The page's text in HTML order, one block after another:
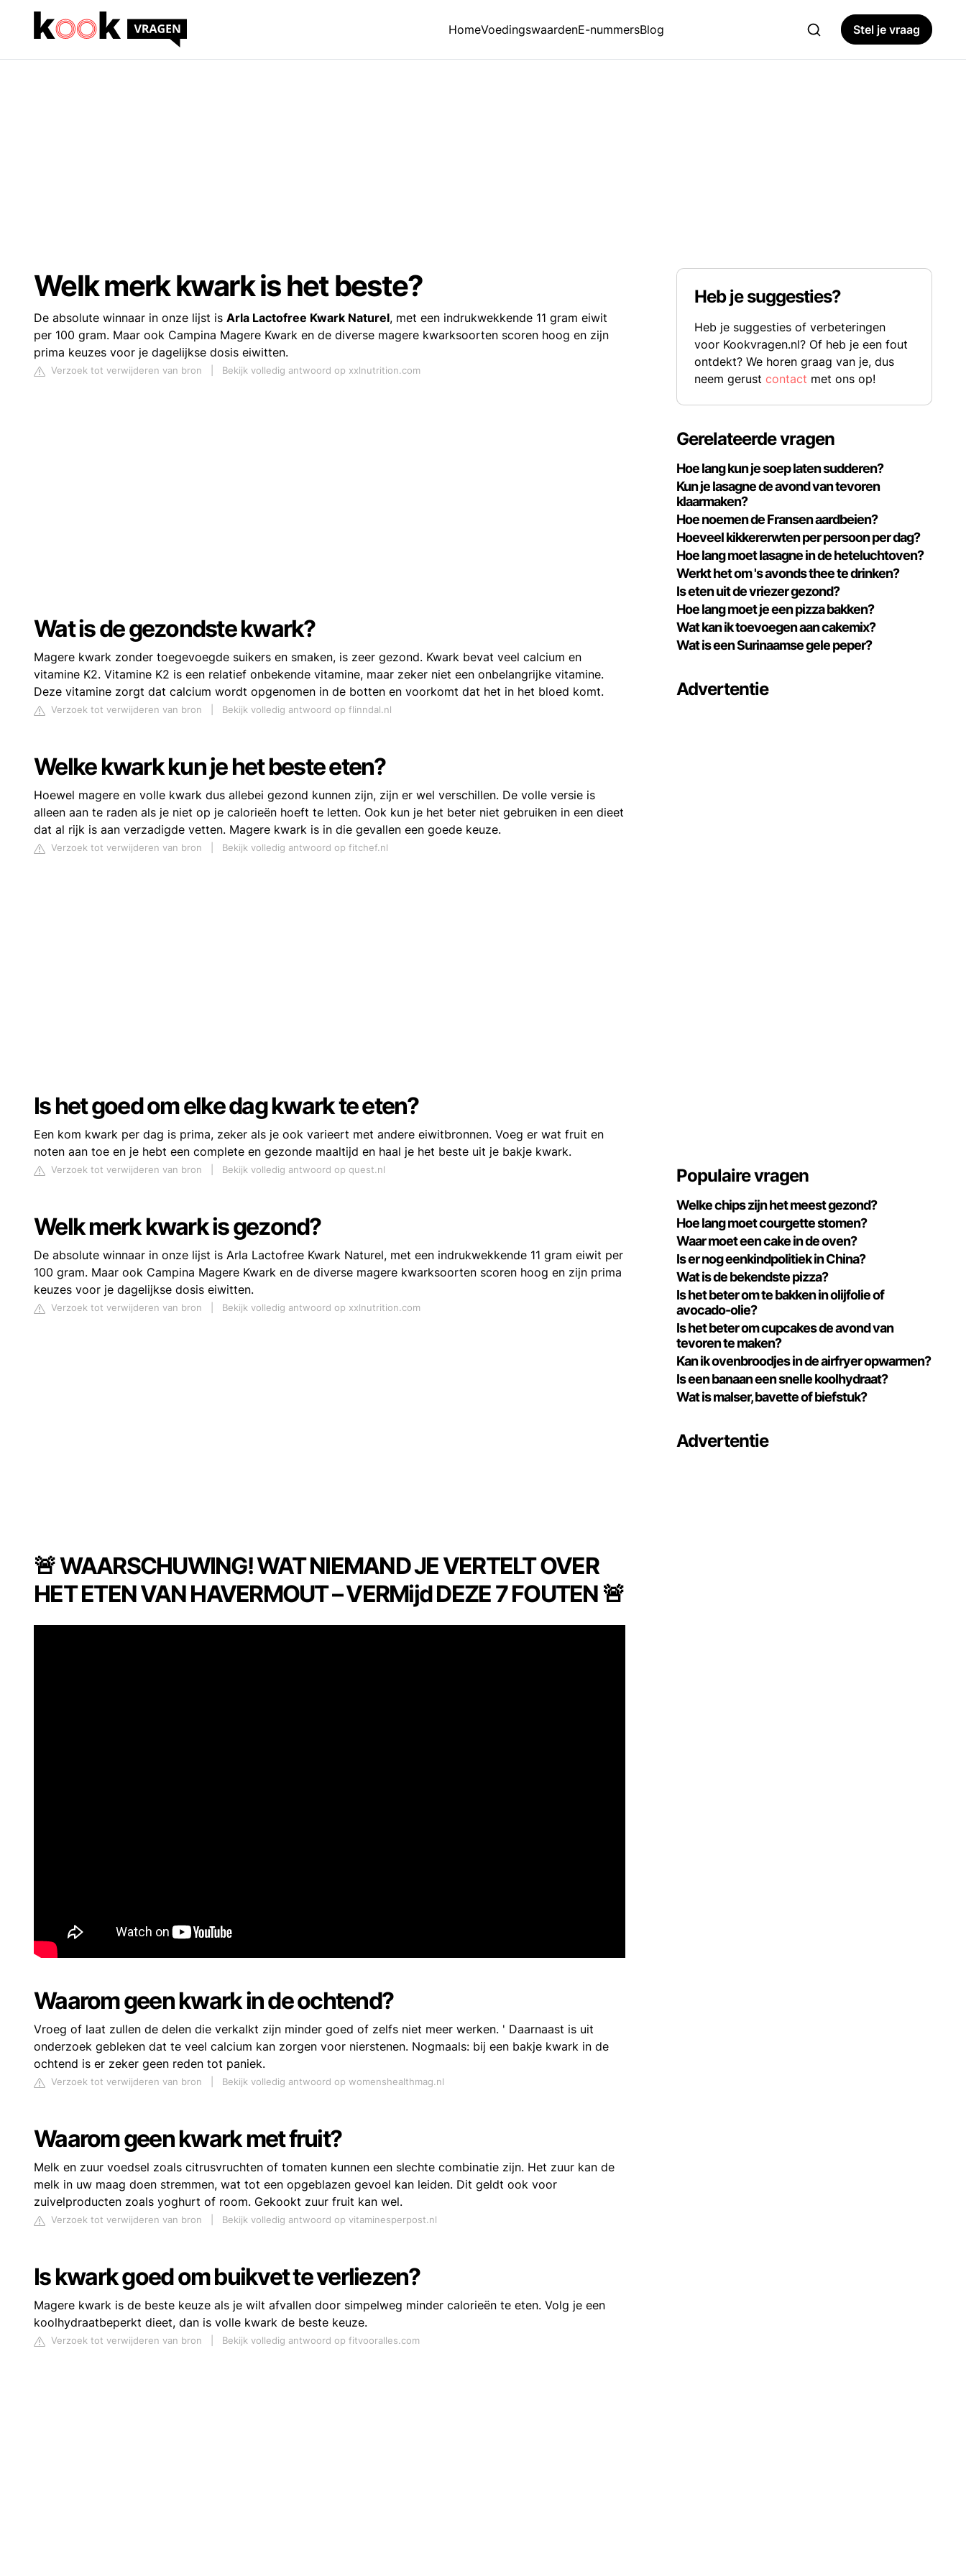
HomeVoedingswaardenE-nummersBlog Stel je vraag
Welk merk kwark is het beste?
De absolute winnaar in onze lijst is Arla Lactofree Kwark Naturel, met een indrukwekkende 11 gram eiwit
per 100 gram. Maar ook Campina Magere Kwark en de diverse magere kwarksoorten scoren hoog en zijn
prima keuzes voor je dagelijkse dosis eiwitten.
Verzoek tot verwijderen van bron Bekijk volledig antwoord op xxlnutrition.com
Wat is de gezondste kwark?
Magere kwark zonder toegevoegde suikers en smaken, is zeer gezond. Kwark bevat veel calcium en
vitamine K2. Vitamine K2 is een relatief onbekende vitamine, maar zeker niet een onbelangrijke vitamine.
Deze vitamine zorgt dat calcium wordt opgenomen in de botten en voorkomt dat het in het bloed komt.
Verzoek tot verwijderen van bron Bekijk volledig antwoord op flinndal.nl
Welke kwark kun je het beste eten?
Hoewel magere en volle kwark dus allebei gezond kunnen zijn, zijn er wel verschillen. De volle versie is
alleen aan te raden als je niet op je calorieën hoeft te letten. Ook kun je het beter niet gebruiken in een dieet
dat al rijk is aan verzadigde vetten. Magere kwark is in die gevallen een goede keuze.
Verzoek tot verwijderen van bron Bekijk volledig antwoord op fitchef.nl
Is het goed om elke dag kwark te eten?
Een kom kwark per dag is prima, zeker als je ook varieert met andere eiwitbronnen. Voeg er wat fruit en
noten aan toe en je hebt een complete en gezonde maaltijd en haal je het beste uit je bakje kwark.
Verzoek tot verwijderen van bron Bekijk volledig antwoord op quest.nl
Welk merk kwark is gezond?
De absolute winnaar in onze lijst is Arla Lactofree Kwark Naturel, met een indrukwekkende 11 gram eiwit per
100 gram. Maar ook Campina Magere Kwark en de diverse magere kwarksoorten scoren hoog en zijn prima
keuzes voor je dagelijkse dosis eiwitten.
Verzoek tot verwijderen van bron Bekijk volledig antwoord op xxlnutrition.com
🚨 WAARSCHUWING! WAT NIEMAND JE VERTELT OVER
HET ETEN VAN HAVERMOUT – VERMijd DEZE 7 FOUTEN 🚨
Waarom geen kwark in de ochtend?
Vroeg of laat zullen de delen die verkalkt zijn minder goed of zelfs niet meer werken. ' Daarnaast is uit
onderzoek gebleken dat te veel calcium kan zorgen voor nierstenen. Nogmaals: bij een bakje kwark in de
ochtend is er zeker geen reden tot paniek.
Verzoek tot verwijderen van bron Bekijk volledig antwoord op womenshealthmag.nl
Waarom geen kwark met fruit?
Melk en zuur voedsel zoals citrusvruchten of tomaten kunnen een slechte combinatie zijn. Het zuur kan de
melk in uw maag doen stremmen, wat tot een opgeblazen gevoel kan leiden. Dit geldt ook voor
zuivelproducten zoals yoghurt of room. Gekookt zuur fruit kan wel.
Verzoek tot verwijderen van bron Bekijk volledig antwoord op vitaminesperpost.nl
Is kwark goed om buikvet te verliezen?
Magere kwark is de beste keuze als je wilt afvallen door simpelweg minder calorieën te eten. Volg je een
koolhydraatbeperkt dieet, dan is volle kwark de beste keuze.
Verzoek tot verwijderen van bron Bekijk volledig antwoord op fitvooralles.com
Heb je suggesties?
Heb je suggesties of verbeteringen
voor Kookvragen.nl? Of heb je een fout
ontdekt? We horen graag van je, dus
neem gerustcontact met ons op!
Gerelateerde vragen
Hoe lang kun je soep laten sudderen?
Kun je lasagne de avond van tevoren
klaarmaken?
Hoe noemen de Fransen aardbeien?
Hoeveel kikkererwten per persoon per dag?
Hoe lang moet lasagne in de heteluchtoven?
Werkt het om 's avonds thee te drinken?
Is eten uit de vriezer gezond?
Hoe lang moet je een pizza bakken?
Wat kan ik toevoegen aan cakemix?
Wat is een Surinaamse gele peper?
Advertentie
Populaire vragen
Welke chips zijn het meest gezond?
Hoe lang moet courgette stomen?
Waar moet een cake in de oven?
Is er nog eenkindpolitiek in China?
Wat is de bekendste pizza?
Is het beter om te bakken in olijfolie of
avocado-olie?
Is het beter om cupcakes de avond van
tevoren te maken?
Kan ik ovenbroodjes in de airfryer opwarmen?
Is een banaan een snelle koolhydraat?
Wat is malser, bavette of biefstuk?
Advertentie